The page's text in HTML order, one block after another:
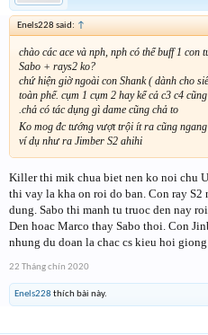
Enels228 said: ↑
chào các ace và nph, nph có thể buff 1
Sabo + rays2 ko?
chứ hiện giờ ngoài con Shank ( dành cho
toàn phế. cụm 1 cụm 2 hay kể cả c3 c4
.chả có tác dụng gì dame cũng chả to
Ko mog đc tướng vượt trội ít ra cũng
ví dụ như ra Jimber S2 ahihi
Killer thi mik chua biet nen ko noi chu
thi vay la kha on roi do ban. Con ray
dung. Sabo thi manh tu truoc den nay
Den hoac Marco thay Sabo thoi. Con
nhung du doan la chac cs kieu hoi
22 Tháng chín 2020
Enels228 thích bài này.